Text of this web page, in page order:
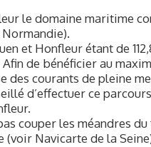
le domaine maritime
et Honfleur étant de
de bénéficier au
des courants de pleine
d’effectuer ce
couper les méandres
(voir Navicarte de la